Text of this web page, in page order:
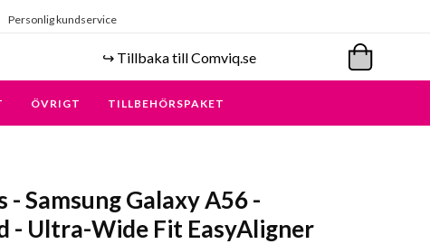
Personlig kundservice
↪️ Tillbaka till Comviq.se
ÖVRIGT TILLBEHÖRSPAKET
- Samsung Galaxy A56 -
- Ultra-Wide Fit EasyAligner